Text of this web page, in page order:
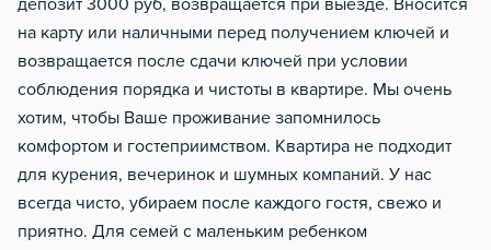
депозит 3000 руб, возвращается при выезде. Вносится
на карту или наличными перед получением ключей и
возвращается после сдачи ключей при условии
соблюдения порядка и чистоты в квартире. Мы очень
хотим, чтобы Ваше проживание запомнилось
комфортом и гостеприимством. Квартира не подходит
для курения, вечеринок и шумных компаний. У нас
всегда чисто, убираем после каждого гостя, свежо и
приятно. Для семей с маленьким ребенком